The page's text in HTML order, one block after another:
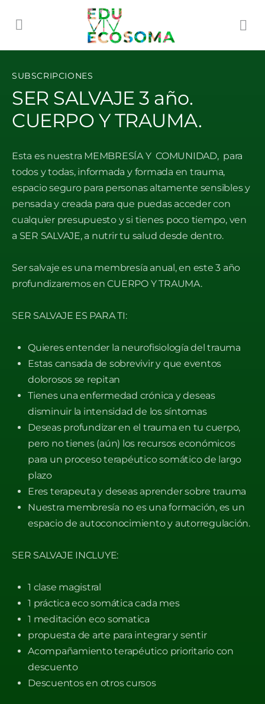
SUBSCRIPCIONES
SER SALVAJE 3 año.
CUERPO Y TRAUMA.
Esta es nuestra MEMBRESÍA Y COMUNIDAD, para
todos y todas, informada y formada en trauma,
espacio seguro para personas altamente sensibles y
pensada y creada para que puedas acceder con
cualquier presupuesto y si tienes poco tiempo, ven
a SER SALVAJE, a nutrir tu salud desde dentro.
Ser salvaje es una membresía anual, en este 3 año
profundizaremos en CUERPO Y TRAUMA.
SER SALVAJE ES PARA TI:
Quieres entender la neurofisiología del trauma
Estas cansada de sobrevivir y que eventos
dolorosos se repitan
Tienes una enfermedad crónica y deseas
disminuir la intensidad de los síntomas
Deseas profundizar en el trauma en tu cuerpo,
pero no tienes (aún) los recursos económicos
para un proceso terapéutico somático de largo
plazo
Eres terapeuta y deseas aprender sobre trauma
Nuestra membresía no es una formación, es un
espacio de autoconocimiento y autorregulación.
SER SALVAJE INCLUYE:
1 clase magistral
1 práctica eco somática cada mes
1 meditación eco somatica
propuesta de arte para integrar y sentir
Acompañamiento terapéutico prioritariocon
descuento
Descuentos en otros cursos